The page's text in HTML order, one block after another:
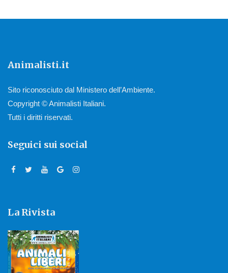
Animalisti.it
Sito riconosciuto dal Ministero dell’Ambiente.
Copyright © Animalisti Italiani.
Tutti i diritti riservati.
Seguici sui social
La Rivista